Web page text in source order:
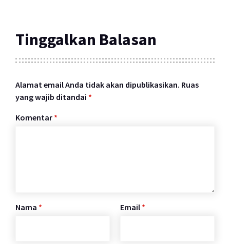
Tinggalkan Balasan
Alamat email Anda tidak akan dipublikasikan. Ruas
yang wajib ditandai *
Komentar *
Nama * Email *